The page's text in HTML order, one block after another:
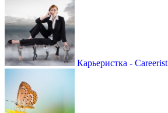
Карьеристка - Careerist